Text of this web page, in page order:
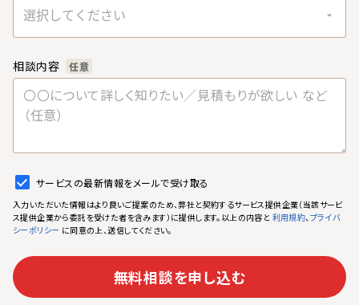
選択してください
相談内容 任意
サービスの最新情報をメールで受け取る
入力いただいた情報はより良いご提案のため、弊社と契約するサービス提供企業（当該サービ
ス提供企業から委託を受けた者を含みます）に提供します。以上の内容と 利用規約、プライバ
シーポリシー に同意の上、送信してください。
無料相談を申し込む